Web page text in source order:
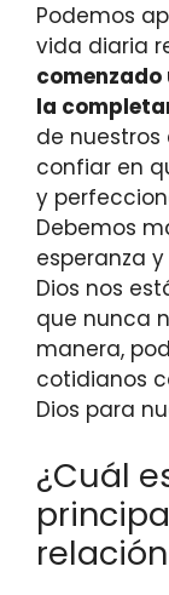
Podemos
vida diaria
la
de nuestros
confiar en
y
Debemos
esperanza
Dios nos
que nunca
manera,
cotidianos
Dios para
¿Cuál